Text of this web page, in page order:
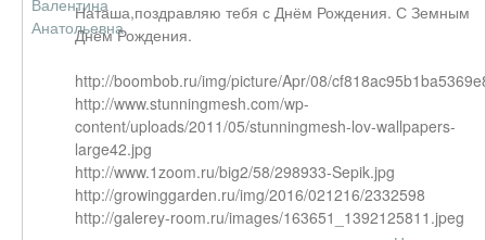
Наташа,поздравляю тебя с Днём Рождения. С Земным
Днём Рождения.
http://boombob.ru/img/picture/Apr/08/
http://www.stunningmesh.com/wp-
content/uploads/2011/05/stunningmesh-lov-wallpapers-
large42.jpg
http://www.1zoom.ru/big2/58/298933-Sepik.jpg
http://growinggarden.ru/img/2016/021216/2332598
http://galerey-room.ru/images/163651_1392125811.jpeg